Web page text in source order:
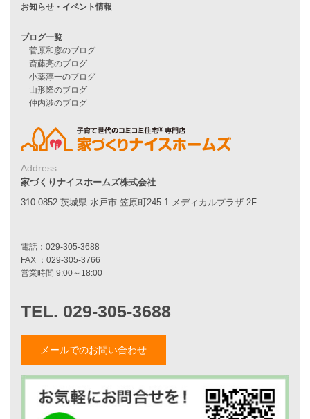
平屋をお考えの方へ
リフォームをお考えの方へ
施工事例一覧
お客様の声
家づくりナイスホームズについて
スタッフ紹介
お知らせ・イベント情報
ブログ一覧
菅原和彦のブログ
斎藤亮のブログ
小薬淳一のブログ
山形隆のブログ
仲内渉のブログ
Address:
家づくりナイスホームズ株式会社
310-0852 茨城県 水戸市 笠原町245-1 メディカルプラザ 2F
メールでのお問い合わせ